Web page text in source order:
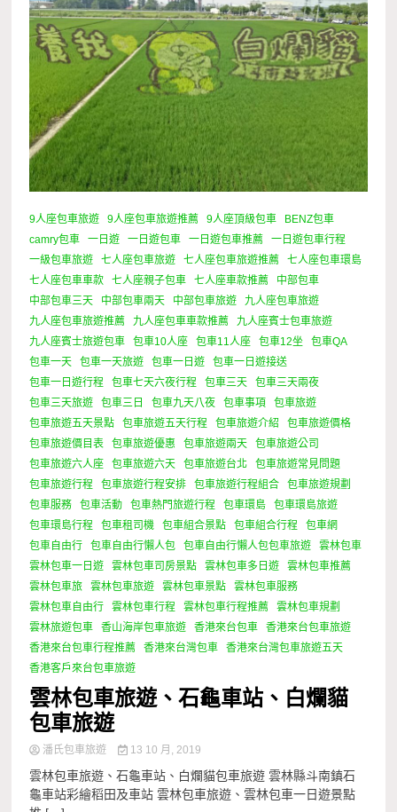
9人座包車旅遊 9人座包車旅遊推薦 9人座頂級包車
BENZ包車
camry包車
一日遊 一日遊包車 一日遊包車推薦
一日遊包車行程
一級包車旅遊
七人座包車旅遊 七人座包車旅遊推薦
七人座包車環島
七人座包車車款
七人座親子包車 七人座車款推薦
中部包車
中部包車三天
中部包車兩天 中部包車旅遊
九人座包車旅遊
九人座包車旅遊推薦
九人座包車車款推薦
九人座賓士包車旅遊
九人座賓士旅遊包車
包車10人座 包車11人座 包車12坐
包車QA
包車一天
包車一天旅遊 包車一日遊
包車一日遊接送
包車一日遊行程
包車七天六夜行程 包車三天
包車三天兩夜
包車三天旅遊
包車三日 包車九天八夜 包車事項
包車旅遊
包車旅遊五天景點
包車旅遊五天行程 包車旅遊介紹
包車旅遊價格
包車旅遊價目表
包車旅遊優惠 包車旅遊兩天
包車旅遊公司
包車旅遊六人座
包車旅遊六天 包車旅遊台北
包車旅遊常見問題
包車旅遊行程
包車旅遊行程安排 包車旅遊行程組合
包車旅遊規劃
包車服務
包車活動 包車熱門旅遊行程 包車環島
包車環島旅遊
包車環島行程
包車租司機 包車組合景點 包車組合行程
包車網
包車自由行
包車自由行懶人包 包車自由行懶人包包車旅遊
雲林包車
雲林包車一日遊
雲林包車司房景點 雲林包車多日遊
雲林包車推薦
雲林包車旅
雲林包車旅遊 雲林包車景點
雲林包車服務
雲林包車自由行
雲林包車行程 雲林包車行程推薦
雲林包車規劃
雲林旅遊包車
香山海岸包車旅遊 香港來台包車
香港來台包車旅遊
香港來台包車行程推薦
香港來台灣包車
香港來台灣包車旅遊五天
香港客戶來台包車旅遊
雲林包車旅遊、石龜車站、白爛貓
包車旅遊
潘氏包車旅遊 13 10 月, 2019
雲林包車旅遊、石龜車站、白爛貓包車旅遊 雲林縣斗南鎮石
龜車站彩繪稻田及車站 雲林包車旅遊、雲林包車一日遊景點